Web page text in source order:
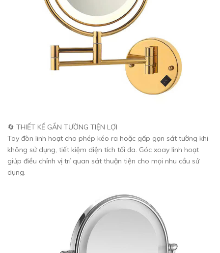
🔄 THIẾT KẾ GẮN TƯỜNG TIỆN LỢI
Tay đòn linh hoạt cho phép kéo ra hoặc gấp gọn sát tường khi
không sử dụng, tiết kiệm diện tích tối đa. Góc xoay linh hoạt
giúp điều chỉnh vị trí quan sát thuận tiện cho mọi nhu cầu sử
dụng.